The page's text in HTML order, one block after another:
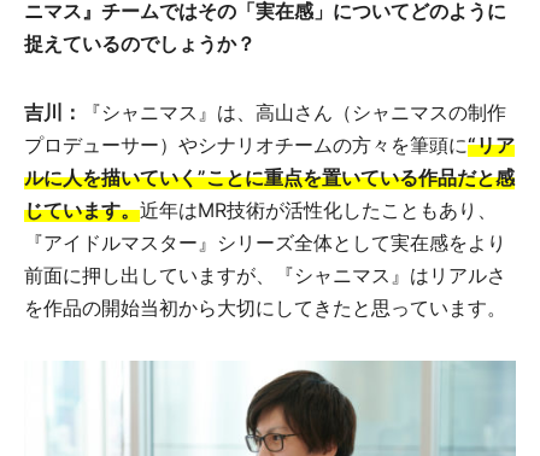
ニマス』チームではその「実在感」についてどのように
捉えているのでしょうか？
吉川：
『シャニマス』は、高山さん（シャニマスの制作
プロデューサー）やシナリオチームの方々を筆頭に“リア
ルに人を描いていく”ことに重点を置いている作品だと感
じています。近年はMR技術が活性化したこともあり、
『アイドルマスター』シリーズ全体として実在感をより
前面に押し出していますが、『シャニマス』はリアルさ
を作品の開始当初から大切にしてきたと思っています。